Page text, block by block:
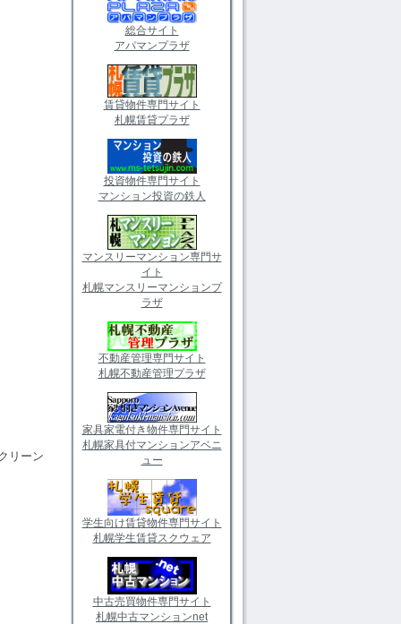
リーン
総合サイト
アパマンプラザ
賃貸物件専門サイト
札幌賃貸プラザ
投資物件専門サイト
マンション投資の鉄人
マンスリーマンション専門サ
イト
札幌マンスリーマンションプ
ラザ
不動産管理専門サイト
札幌不動産管理プラザ
家具家電付き物件専門サイト
札幌家具付マンションアベニ
ュー
学生向け賃貸物件専門サイト
札幌学生賃貸スクウェア
中古売買物件専門サイト
札幌中古マンションnet